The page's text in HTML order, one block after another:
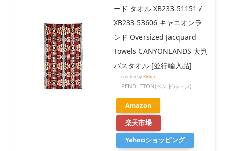
ード タオル XB233-51151 /
XB233-53606 キャニオンラ
ンド Oversized Jacquard
Towels CANYONLANDS 大判
バスタオル [並行輸入品]
created byRinker
PENDLETON(ペンドルトン)
Amazon
楽天市場
Yahooショッピング